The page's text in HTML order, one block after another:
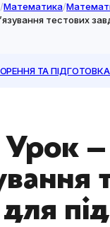
/Математика/
тестових
ТА
–